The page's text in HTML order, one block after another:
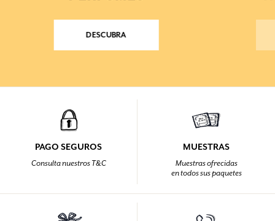
DESCUBRA
PAGO SEGUROS
Consulta nuestros T&C
MUESTRAS
Muestras ofrecidas
en todos sus paquetes